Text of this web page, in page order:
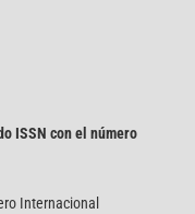
ISSN con el número
Internacional